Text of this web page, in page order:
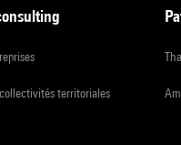
territoriales